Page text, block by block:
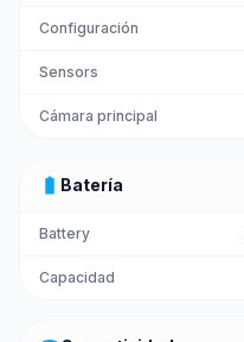
Configuración
Sensors
Cámara principal
battery_full Batería
Battery
Capacidad